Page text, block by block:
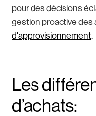
pour des décisions
gestion proactive des
d'approvisionnement.
Les
d’achats: